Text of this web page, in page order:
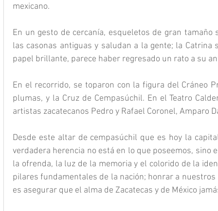
mexicano.
En un gesto de cercanía, esqueletos de gran tamaño
las casonas antiguas y saludan a la gente; la Catrina
papel brillante, parece haber regresado un rato a su
En el recorrido, se toparon con la figura del Cráneo
plumas, y la Cruz de Cempasúchil. En el Teatro
artistas zacatecanos Pedro y Rafael Coronel, Amparo
Desde este altar de cempasúchil que es hoy la
verdadera herencia no está en lo que poseemos, sino
la ofrenda, la luz de la memoria y el colorido de la
pilares fundamentales de la nación; honrar a
es asegurar que el alma de Zacatecas y de México